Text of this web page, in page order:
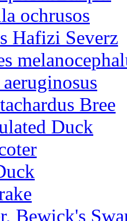
ochrusos
Hafizi Severz
Bree
Duck
Bewick's